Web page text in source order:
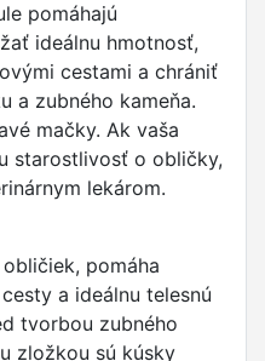
pomáhajú
ideálnu hmotnosť,
cestami a chrániť
a zubného kameňa.
mačky. Ak vaša
starostlivosť o obličky,
lekárom.
pomáha
a ideálnu telesnú
tvorbou zubného
zložkou sú kúsky